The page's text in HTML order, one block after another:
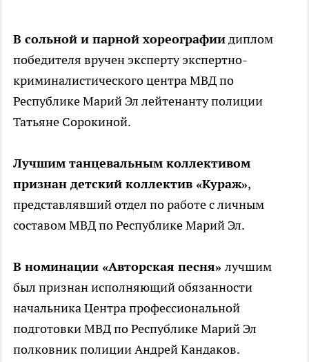
В сольной и парной хореографиидиплом
победителя вручен эксперту экспертно-
криминалистического центра МВД по
Республике Марий Эл лейтенанту полиции
Татьяне Сорокиной.
Лучшим танцевальным коллективом
признан детский коллектив «Кураж»,
представлявший отдел по работе с личным
составом МВД по Республике Марий Эл.
В номинации «Авторская песня» лучшим
был признан исполняющий обязанности
начальника Центра профессиональной
подготовки МВД по Республике Марий Эл
полковник полиции Андрей Кандаков.